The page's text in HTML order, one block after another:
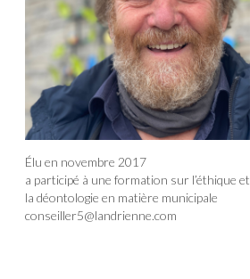
Élu en novembre 2017
a participé à une formation sur l’éthique et
la déontologie en matière municipale
conseiller5@landrienne.com